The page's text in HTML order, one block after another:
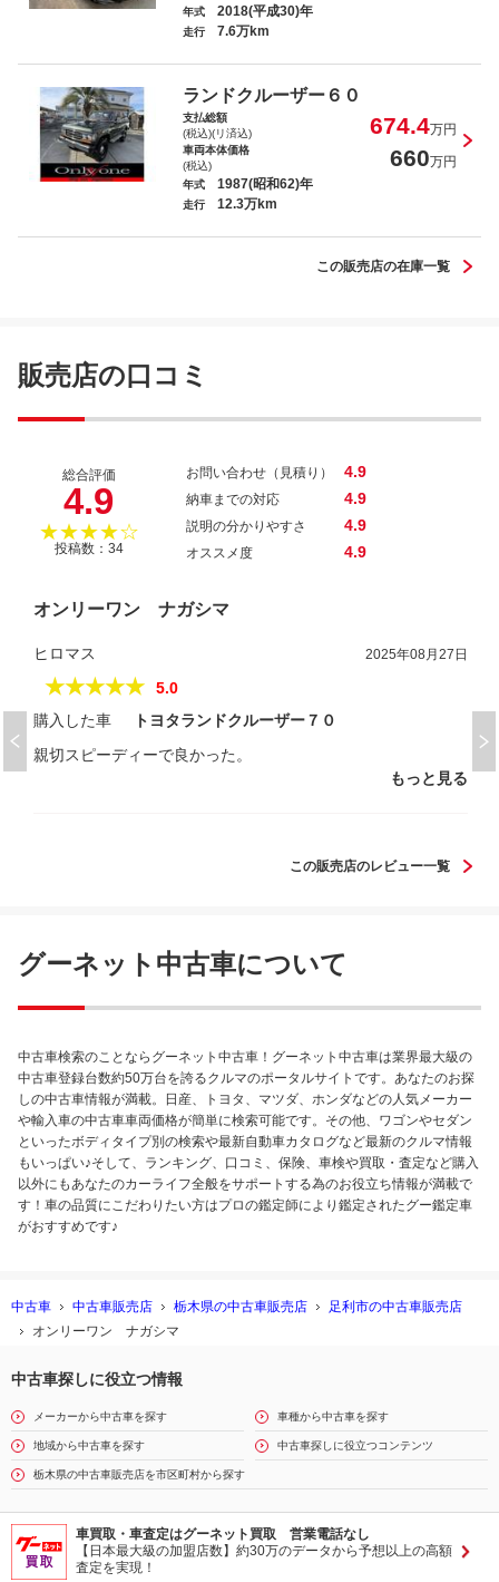
年式 2018(平成30)年
走行 7.6万km
ランドクルーザー６０
支払総額
(税込)(リ済込)
674.4万円
車両本体価格
(税込)
660万円
年式 1987(昭和62)年
走行 12.3万km
この販売店の在庫一覧
販売店の口コミ
総合評価
4.9
★★★★☆
投稿数：34
お問い合わせ（見積り） 4.9
納車までの対応 4.9
説明の分かりやすさ 4.9
オススメ度 4.9
オンリーワン ナガシマ
ヒロマス 2025年08月27日
★★★★★
5.0
購入した車
トヨタランドクルーザー７０
親切スピーディーで良かった。
もっと見る
この販売店のレビュー一覧
グーネット中古車について
中古車検索のことならグーネット中古車！グーネット中古車は業界最大級の
中古車登録台数約50万台を誇るクルマのポータルサイトです。あなたのお探
しの中古車情報が満載。日産、トヨタ、マツダ、ホンダなどの人気メーカー
や輸入車の中古車車両価格が簡単に検索可能です。その他、ワゴンやセダン
といったボディタイプ別の検索や最新自動車カタログなど最新のクルマ情報
もいっぱい♪そして、ランキング、口コミ、保険、車検や買取・査定など購入
以外にもあなたのカーライフ全般をサポートする為のお役立ち情報が満載で
す！車の品質にこだわりたい方はプロの鑑定師により鑑定されたグー鑑定車
がおすすめです♪
中古車 中古車販売店 栃木県の中古車販売店
足利市の中古車販売店
オンリーワン ナガシマ
中古車探しに役立つ情報
メーカーから中古車を探す 車種から中古車を探す
地域から中古車を探す 中古車探しに役立つコンテンツ
栃木県の中古車販売店を市区町村から探す
車買取・車査定はグーネット買取 営業電話なし
【日本最大級の加盟店数】約30万のデータから予想以上の高額
査定を実現！